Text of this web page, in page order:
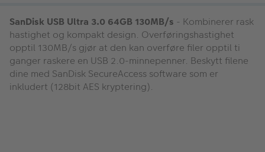
SanDisk USB Ultra 3.0 64GB 130MB/s - Kombinerer rask
hastighet og kompakt design. Overføringshastighet
opptil 130MB/s gjør at den kan overføre filer opptil ti
ganger raskere en USB 2.0-minnepenner. Beskytt filene
dine med SanDisk SecureAccess software som er
inkludert (128bit AES kryptering).